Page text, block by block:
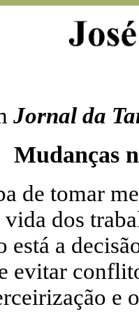
Jornal da
Mudanças
de tomar
dos
está a
evitar
e